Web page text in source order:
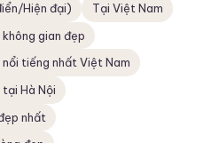
Hiện đại)
Tại Việt Nam
gian đẹp
nổi tiếng nhất Việt Nam
Hà Nội
nhất